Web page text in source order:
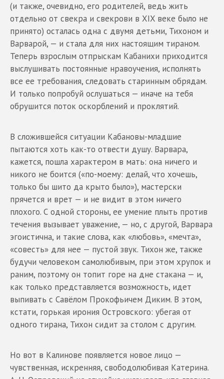
(и также, очевидно, его родителей, ведь жить
отдельно от свекра и свекрови в XIX веке было не
принято) осталась одна с двумя детьми, Тихоном и
Варварой, — и стала для них настоящим тираном.
Теперь взрослым отпрыскам Кабанихи приходится
выслушивать постоянные нравоучения, исполнять
все ее требования, следовать старинным обрядам.
И только попробуй ослушаться — иначе на тебя
обрушится поток оскорблений и проклятий.
В сложившейся ситуации Кабановы-младшие
пытаются хоть как-то отвести душу. Варвара,
кажется, пошла характером в мать: она ничего и
никого не боится («по-моему: делай, что хочешь,
только бы шито да крыто было»), мастерски
прячется и врет — и не видит в этом ничего
плохого. С одной стороны, ее умение плыть против
течения вызывает уважение, — но, с другой, Варвара
эгоистична, и такие слова, как «любовь», «мечта»,
«совесть» для нее — пустой звук. Тихон же, также
будучи человеком самолюбивым, при этом хрупок и
раним, поэтому он топит горе на дне стакана — и,
как только представляется возможность, идет
выпивать с Савёлом Прокофьичем Диким. В этом,
кстати, горькая ирония Островского: убегая от
одного тирана, Тихон сидит за столом с другим.
Но вот в Калинове появляется новое лицо —
чувственная, искренняя, свободолюбивая Катерина.